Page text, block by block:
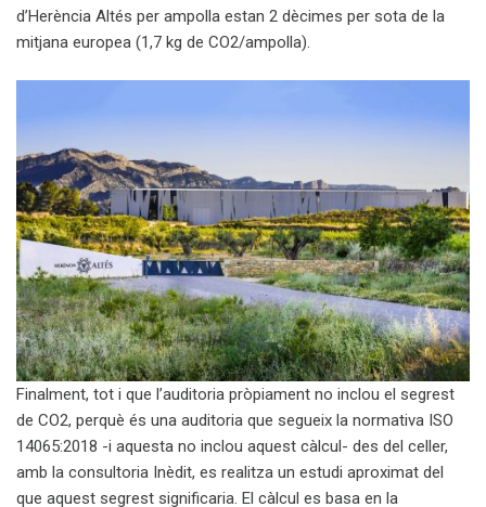
d’Herència Altés per ampolla estan 2 dècimes per sota de la
mitjana europea (1,7 kg de CO2/ampolla).
Finalment, tot i que l’auditoria pròpiament no inclou el segrest
de CO2, perquè és una auditoria que segueix la normativa ISO
14065:2018 -i aquesta no inclou aquest càlcul- des del celler,
amb la consultoria Inèdit, es realitza un estudi aproximat del
que aquest segrest significaria. El càlcul es basa en la